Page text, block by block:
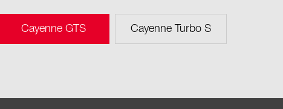
Cayenne GTS Cayenne Turbo S